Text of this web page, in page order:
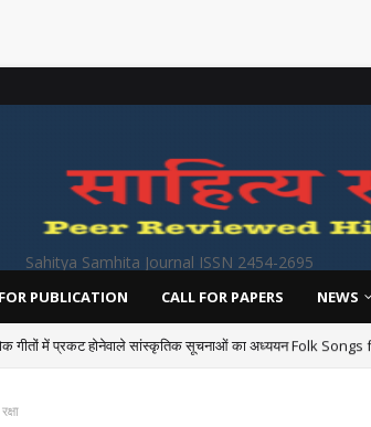
Sahitya Samhita Journal ISSN 2454-2695
PUBLICATION CALL FOR PAPERS NEWS
गीतों में प्रकट होनेवाले सांस्कृतिक सूचनाओं का अध्ययन Folk